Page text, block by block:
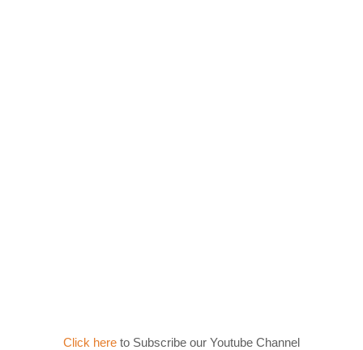
Click here to Subscribe our Youtube Channel